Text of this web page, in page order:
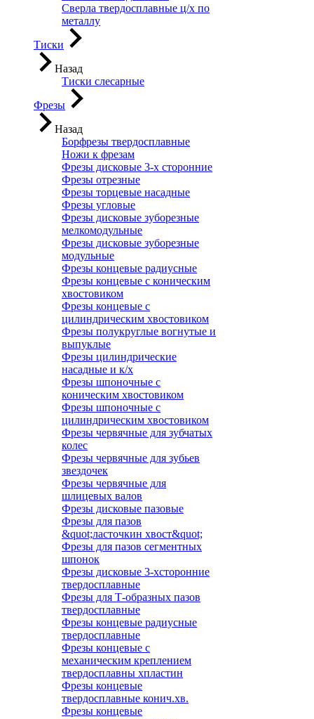
Сверла твердосплавные ц/х по
металлу
Тиски
Назад
Тиски слесарные
Фрезы
Назад
Борфрезы твердосплавные
Ножи к фрезам
Фрезы дисковые 3-х сторонние
Фрезы отрезные
Фрезы торцевые насадные
Фрезы угловые
Фрезы дисковые зуборезные
мелкомодульные
Фрезы дисковые зуборезные
модульные
Фрезы концевые радиусные
Фрезы концевые с коническим
хвостовиком
Фрезы концевые с
цилиндрическим хвостовиком
Фрезы полукруглые вогнутые и
выпуклые
Фрезы цилиндрические
насадные и к/х
Фрезы шпоночные с
коническим хвостовиком
Фрезы шпоночные с
цилиндрическим хвостовиком
Фрезы червячные для зубчатых
колес
Фрезы червячные для зубьев
звездочек
Фрезы червячные для
шлицевых валов
Фрезы дисковые пазовые
Фрезы для пазов
&quot;ласточкин хвост&quot;
Фрезы для пазов сегментных
шпонок
Фрезы дисковые 3-хсторонние
твердосплавные
Фрезы для Т-образных пазов
твердосплавные
Фрезы концевые радиусные
твердосплавные
Фрезы концевые с
механическим креплением
твердосплавны хпластин
Фрезы концевые
твердосплавные конич.хв.
Фрезы концевые